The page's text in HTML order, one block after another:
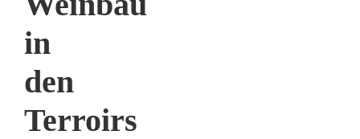
in
den
Terroirs